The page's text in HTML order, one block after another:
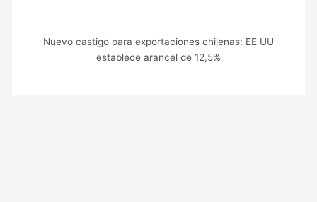
Nuevo castigo para exportaciones chilenas: EE UU
establece arancel de 12,5%